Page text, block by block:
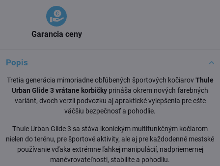
Garancia ceny
Popis
Tretia generácia mimoriadne obľúbených športových kočiarovThule
Urban Glide 3 vrátane korbičky prináša okrem nových farebných
variánt, dvoch verzií podvozku aj apraktické vylepšenia pre ešte
väčšiu bezpečnosť a pohodlie.
Thule Urban Glide 3 sa stáva ikonickým multifunkčným kočiarom
nielen do terénu, pre športové aktivity, ale aj pre každodenné mestské
používanie vďaka extrémne ľahkej manipulácií, nadpriemernej
manévrovateľnosti, stabilite a pohodliu.